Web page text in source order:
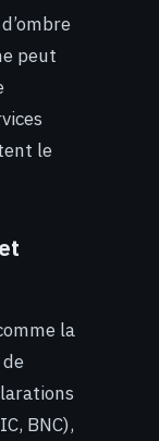
peut
le
la
BNC),